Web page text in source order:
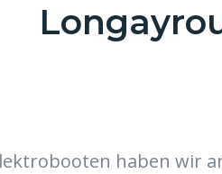
haben wir